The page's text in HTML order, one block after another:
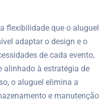
flexibilidade que o aluguel
adaptar o design e o
de cada evento,
alinhado à estratégia de
o aluguel elimina a
e manutenção